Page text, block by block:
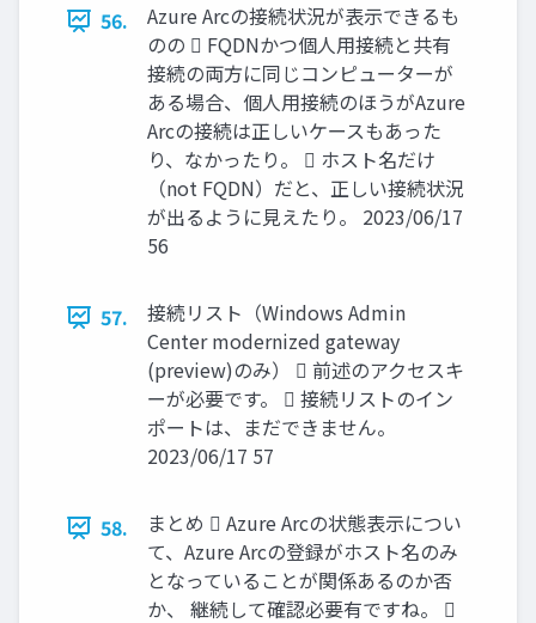
56.
Azure Arcの接続状況が表示できるも
のの  FQDNかつ個人用接続と共有
接続の両方に同じコンピューターが
ある場合、個人用接続のほうがAzure
Arcの接続は正しいケースもあった
り、なかったり。  ホスト名だけ
（not FQDN）だと、正しい接続状況
が出るように見えたり。 2023/06/17
56
57.
接続リスト（Windows Admin
Center modernized gateway
(preview)のみ）  前述のアクセスキ
ーが必要です。  接続リストのイン
ポートは、まだできません。
2023/06/17 57
58.
まとめ  Azure Arcの状態表示につい
て、Azure Arcの登録がホスト名のみ
となっていることが関係あるのか否
か、 継続して確認必要有ですね。 